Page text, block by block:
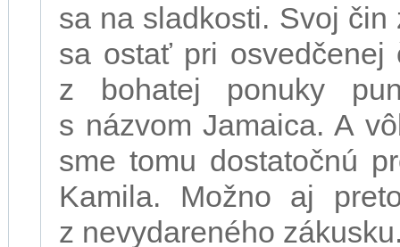
sa na sladkosti. Svoj
sa ostať pri
z bohatej ponuky
s názvom Jamaica. A
sme tomu dostatočnú
Kamila. Možno aj
z nevydareného